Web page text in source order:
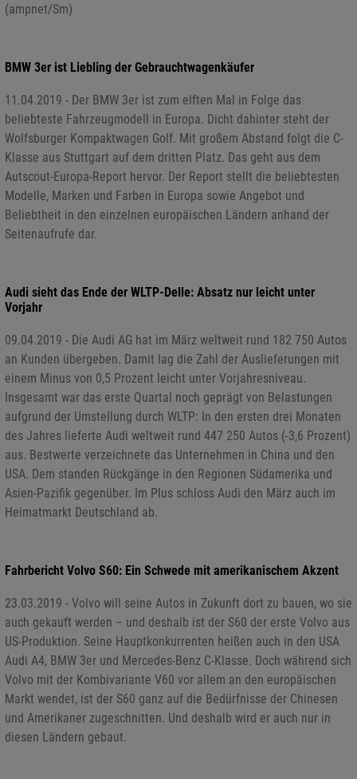
(ampnet/Sm)
BMW 3er ist Liebling der Gebrauchtwagenkäufer
11.04.2019 - Der BMW 3er ist zum elften Mal in Folge das
beliebteste Fahrzeugmodell in Europa. Dicht dahinter steht der
Wolfsburger Kompaktwagen Golf. Mit großem Abstand folgt die C-
Klasse aus Stuttgart auf dem dritten Platz. Das geht aus dem
Autscout-Europa-Report hervor. Der Report stellt die beliebtesten
Modelle, Marken und Farben in Europa sowie Angebot und
Beliebtheit in den einzelnen europäischen Ländern anhand der
Seitenaufrufe dar.
Audi sieht das Ende der WLTP-Delle: Absatz nur leicht unter
Vorjahr
09.04.2019 - Die Audi AG hat im März weltweit rund 182 750 Autos
an Kunden übergeben. Damit lag die Zahl der Auslieferungen mit
einem Minus von 0,5 Prozent leicht unter Vorjahresniveau.
Insgesamt war das erste Quartal noch geprägt von Belastungen
aufgrund der Umstellung durch WLTP: In den ersten drei Monaten
des Jahres lieferte Audi weltweit rund 447 250 Autos (-3,6 Prozent)
aus. Bestwerte verzeichnete das Unternehmen in China und den
USA. Dem standen Rückgänge in den Regionen Südamerika und
Asien-Pazifik gegenüber. Im Plus schloss Audi den März auch im
Heimatmarkt Deutschland ab.
Fahrbericht Volvo S60: Ein Schwede mit amerikanischem Akzent
23.03.2019 - Volvo will seine Autos in Zukunft dort zu bauen, wo sie
auch gekauft werden – und deshalb ist der S60 der erste Volvo aus
US-Produktion. Seine Hauptkonkurrenten heißen auch in den USA
Audi A4, BMW 3er und Mercedes-Benz C-Klasse. Doch während sich
Volvo mit der Kombivariante V60 vor allem an den europäischen
Markt wendet, ist der S60 ganz auf die Bedürfnisse der Chinesen
und Amerikaner zugeschnitten. Und deshalb wird er auch nur in
diesen Ländern gebaut.